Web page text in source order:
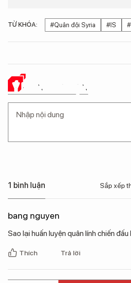
TỪ KHÓA: #Quân đội Syria #IS
Ý KIẾN CỦA BẠN
1 bình luận Sắp xếp
bang nguyen
Sao lại huấn luyện quân lính chiến đấu
Thích Trả lời